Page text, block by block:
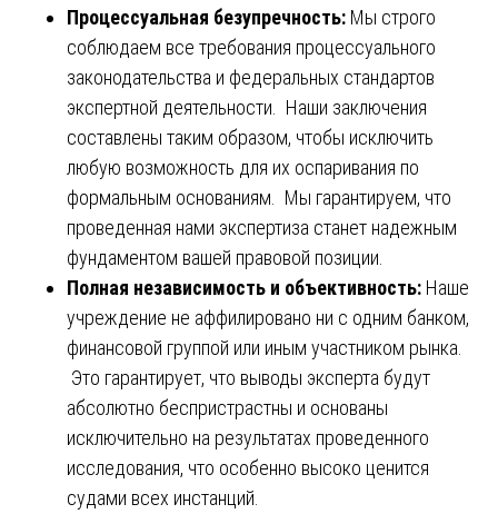
Процессуальная безупречность: Мы строго
соблюдаем все требования процессуального
законодательства и федеральных стандартов
экспертной деятельности. Наши заключения
составлены таким образом, чтобы исключить
любую возможность для их оспаривания по
формальным основаниям. Мы гарантируем, что
проведенная нами экспертиза станет надежным
фундаментом вашей правовой позиции.
Полная независимость и объективность: Наше
учреждение не аффилировано ни с одним банком,
финансовой группой или иным участником рынка.
Это гарантирует, что выводы эксперта будут
абсолютно беспристрастны и основаны
исключительно на результатах проведенного
исследования, что особенно высоко ценится
судами всех инстанций.